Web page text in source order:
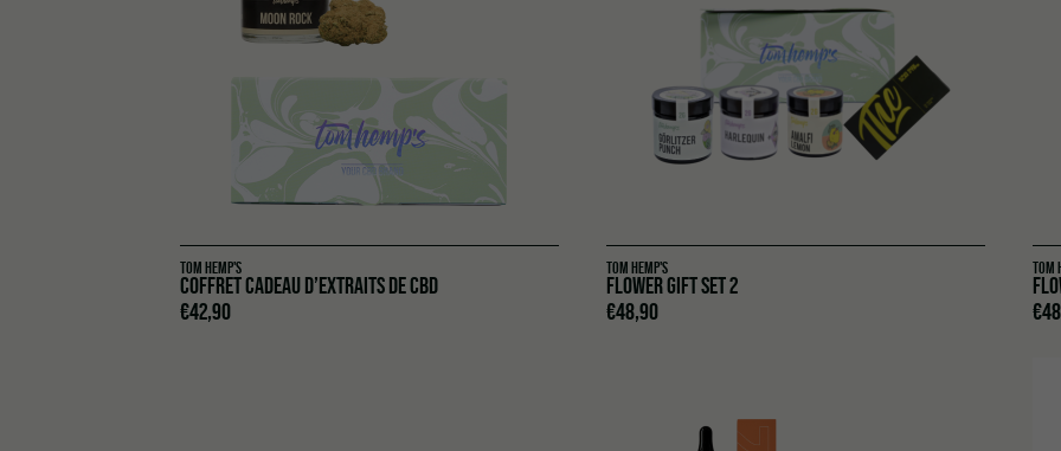
TOM HEMP'S
COFFRET CADEAU D’EXTRAITS DE CBD
€42,90
TOM HEMP'S
FLOWER GIFT SET 2
€48,90
TOM
€